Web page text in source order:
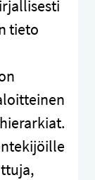
tieto